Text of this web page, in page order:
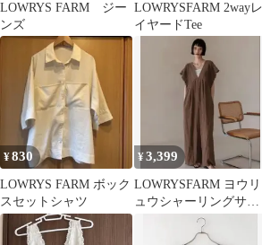
LOWRYS FARM ジー
ンズ
LOWRYSFARM 2wayレ
イヤードTee
¥830
LOWRYS FARM ボック
スセットシャツ
¥3,399
LOWRYSFARM ヨウリ
ュウシャーリングサロ
ペット Mサイズ